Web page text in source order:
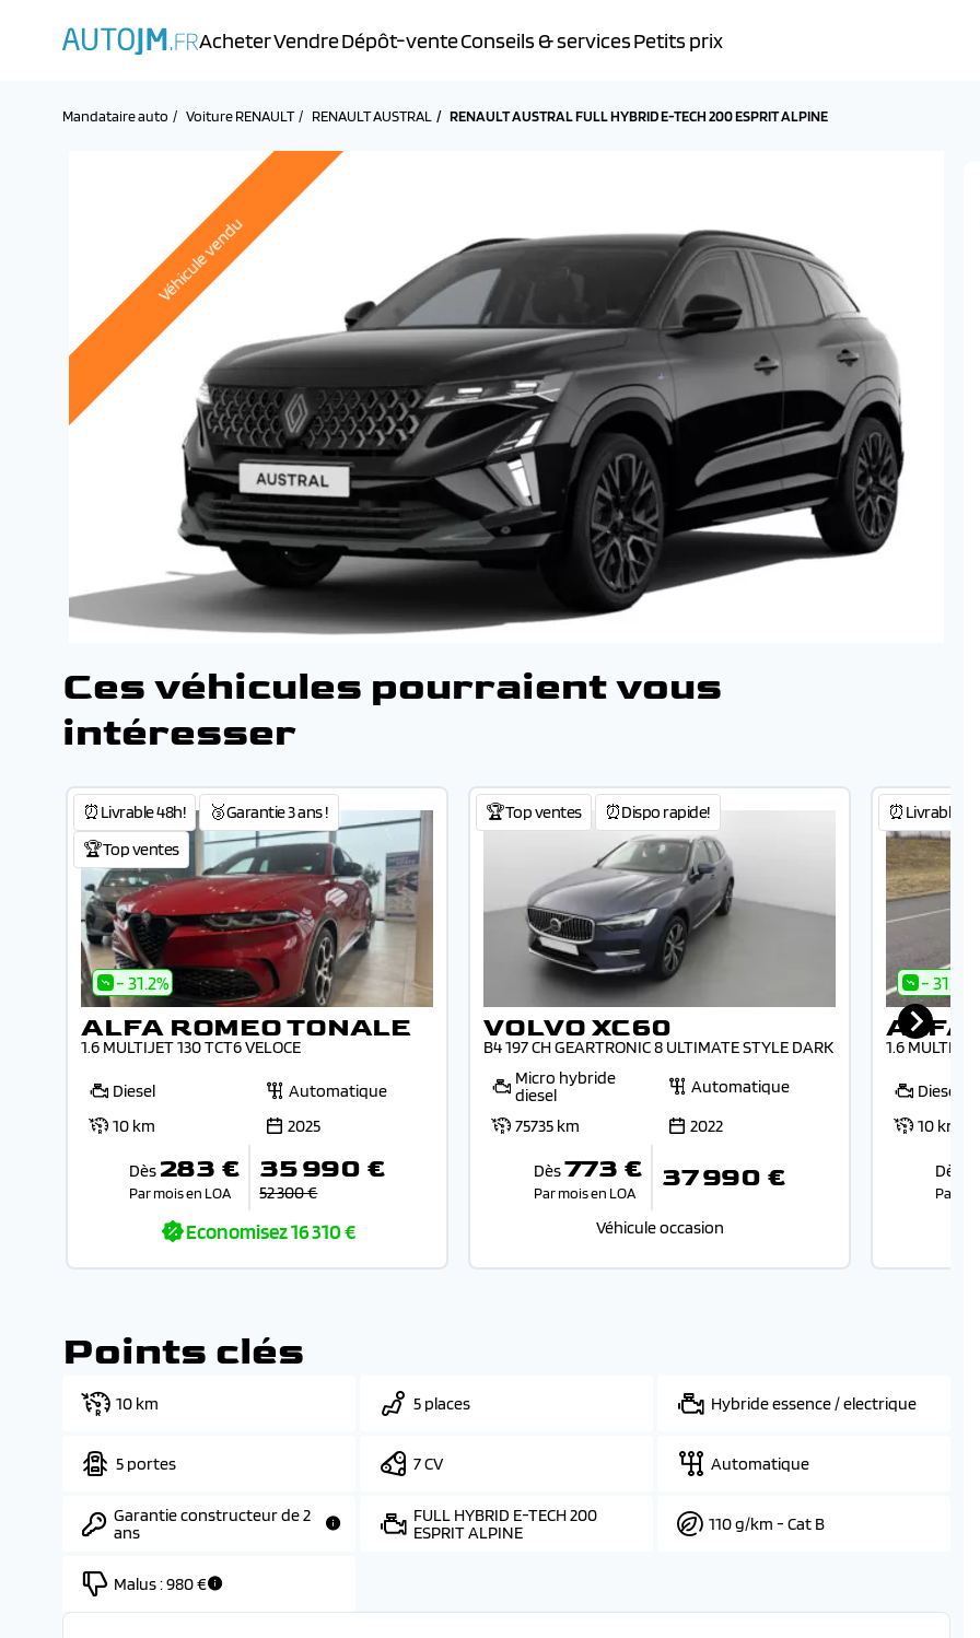
AcheterVendreDépôt-venteConseils & servicesPetits prix
Mandataire auto Voiture RENAULT RENAULT AUSTRAL RENAULT AUSTRAL FULL HYBRID E-TECH 200 ESPRIT ALPINE
Véhicule vendu
Ces véhicules pourraient vous
intéresser
⏰Livrable 48h!
🥉Garantie 3 ans !
🏆Top ventes
- 31.2%
ALFA ROMEO TONALE
1.6 MULTIJET 130 TCT6 VELOCE
Diesel
Automatique
10 km
2025
Dès 283 €
Par mois en LOA
35 990 €
52 300 €
Economisez16 310 €
🏆Top ventes ⏰Dispo rapide!
VOLVO XC60
B4 197 CH GEARTRONIC 8 ULTIMATE STYLE DARK
Micro hybride
diesel
Automatique
75735 km
2022
Dès773 €
Par mois en LOA 37 990 €
Véhicule occasion
⏰Livrable
- 31.1%
ALFA
1.6
Diesel
10 km
Dès
Par
Points clés
10 km 5 places Hybride essence / electrique
5 portes 7 CV Automatique
Garantie constructeur de 2
ans
FULL HYBRID E-TECH 200
ESPRIT ALPINE
110 g/km - Cat B
Malus :980 €